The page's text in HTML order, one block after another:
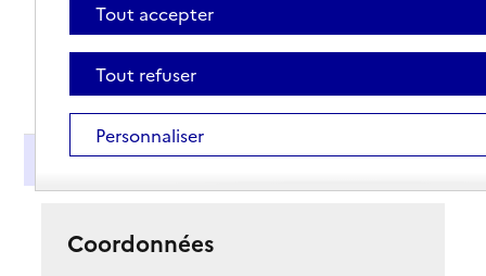
Présentation
Coordonnées
Tout accepter
Tout refuser
Personnaliser